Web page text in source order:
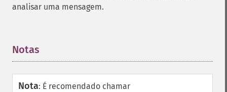
analisar uma mensagem.
Notas
Nota: É recomendado chamar